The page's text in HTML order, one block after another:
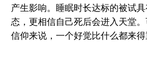
产生影响。睡眠时长达标的被试
态，更相信自己死后会进入天堂
信仰来说，一个好觉比什么都来得